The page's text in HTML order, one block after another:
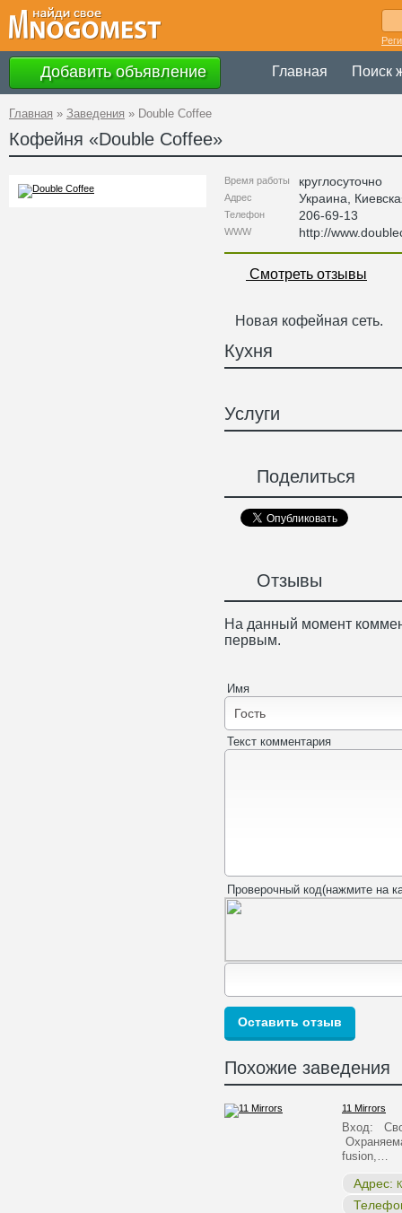
Добавить объявление Главная Поиск
Главная » Заведения » Double Coffee
Кофейня «Double Coffee»
Время работы круглосуточно
Адрес Украина
Телефон 206-69-13
WWW http://
Смотреть отзывы
Новая кофейная сеть.
Кухня
Услуги
Поделиться
Отзывы
На данный момент
первым.
Имя
Текст комментария
Проверочный код(нажмите на
Похожие заведения
11 Mirrors
Вход:
fusion,…
Адрес: